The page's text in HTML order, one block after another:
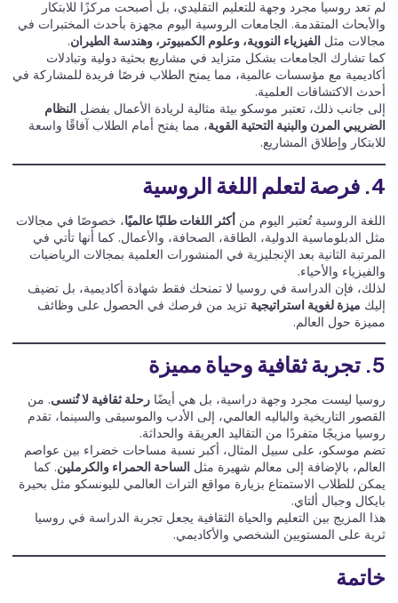
لم تعد روسيا مجرد وجهة للتعليم التقليدي، بل أصبحت مركزًا للابتكار
والأبحاث المتقدمة. الجامعات الروسية اليوم مجهزة بأحدث المختبرات في
مجالات مثل الفيزياء النووية، وعلوم الكمبيوتر، وهندسة الطيران.
كما تشارك الجامعات بشكل متزايد في مشاريع بحثية دولية وتبادلات
أكاديمية مع مؤسسات عالمية، مما يمنح الطلاب فرصًا فريدة للمشاركة في
أحدث الاكتشافات العلمية.
إلى جانب ذلك، تعتبر موسكو بيئة مثالية لريادة الأعمال بفضل النظام
الضريبي المرن والبنية التحتية القوية، مما يفتح أمام الطلاب آفاقًا واسعة
للابتكار وإطلاق المشاريع.
4. فرصة لتعلم اللغة الروسية
اللغة الروسية تُعتبر اليوم من أكثر اللغات طلبًا عالميًا، خصوصًا في مجالات
مثل الدبلوماسية الدولية، الطاقة، الصحافة، والأعمال. كما أنها تأتي في
المرتبة الثانية بعد الإنجليزية في المنشورات العلمية بمجالات الرياضيات
والفيزياء والأحياء.
لذلك، فإن الدراسة في روسيا لا تمنحك فقط شهادة أكاديمية، بل تضيف
إليك ميزة لغوية استراتيجية تزيد من فرصك في الحصول على وظائف
مميزة حول العالم.
5. تجربة ثقافية وحياة مميزة
روسيا ليست مجرد وجهة دراسية، بل هي أيضًا رحلة ثقافية لا تُنسى. من
القصور التاريخية والباليه العالمي، إلى الأدب والموسيقى والسينما، تقدم
روسيا مزيجًا متفردًا من التقاليد العريقة والحداثة.
تضم موسكو، على سبيل المثال، أكبر نسبة مساحات خضراء بين عواصم
العالم، بالإضافة إلى معالم شهيرة مثل الساحة الحمراء والكرملين. كما
يمكن للطلاب الاستمتاع بزيارة مواقع التراث العالمي لليونسكو مثل بحيرة
بايكال وجبال ألتاي.
هذا المزيج بين التعليم والحياة الثقافية يجعل تجربة الدراسة في روسيا
ثرية على المستويين الشخصي والأكاديمي.
خاتمة